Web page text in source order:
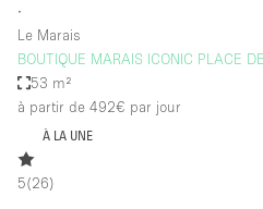
Atelier
Bateau
∙
Le Marais
BOUTIQUE MARAIS ICONIC PLACE
53 m²
à partir de 492€ par jour
À LA UNE
5(26)